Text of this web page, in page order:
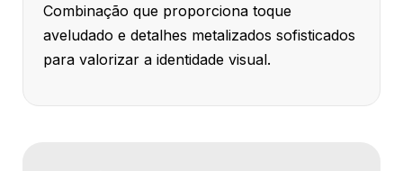
Combinação que proporciona toque
aveludado e detalhes metalizados sofisticados
para valorizar a identidade visual.